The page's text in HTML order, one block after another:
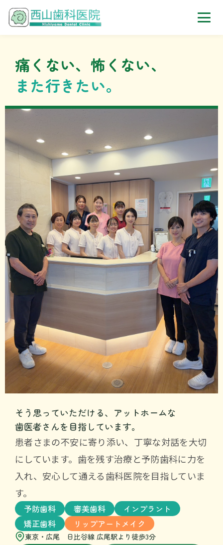
痛くない、怖くない、
また行きたい。
そう思っていただける、アットホームな
歯医者さんを目指しています。
患者さまの不安に寄り添い、丁寧な対話を大切
にしています。歯を残す治療と予防歯科に力を
入れ、安心して通える歯科医院を目指していま
す。
予防歯科 審美歯科
インプラント
矯正歯科
リップアートメイク
東京・広尾 日比谷線 広尾駅より徒歩3分